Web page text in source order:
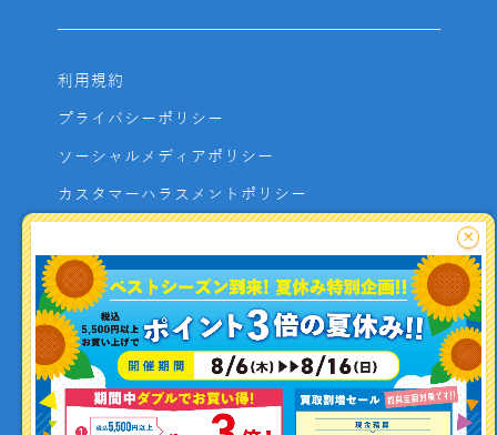
釣り情報を
投稿する
利用規約
プライバシーポリシー
ソーシャルメディアポリシー
カスタマーハラスメントポリシー
よくあるご質問
お問い合わせ
利用者資金の保全方法
×